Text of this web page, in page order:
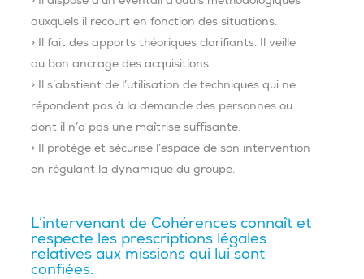
auxquels il recourt en fonction des situations.
> Il fait des apports théoriques clarifiants. Il veille
au bon ancrage des acquisitions.
> Il s’abstient de l’utilisation de techniques qui ne
répondent pas à la demande des personnes ou
dont il n’a pas une maîtrise suffisante.
> Il protège et sécurise l’espace de son intervention
en régulant la dynamique du groupe.
L’intervenant de Cohérences connaît et
respecte les prescriptions légales
relatives aux missions qui lui sont
confiées.